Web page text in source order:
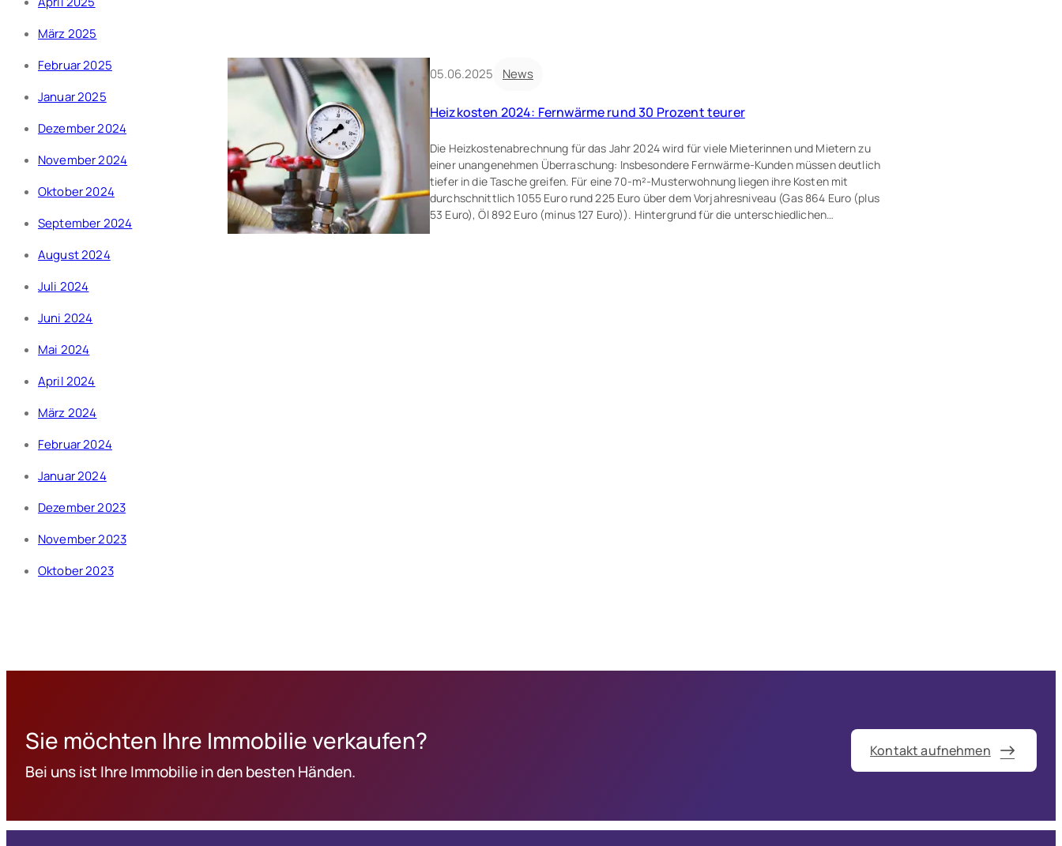
März 2025
Februar 2025
Januar 2025
Dezember 2024
November 2024
Oktober 2024
September 2024
August 2024
Juli 2024
Juni 2024
Mai 2024
April 2024
März 2024
Februar 2024
Januar 2024
Dezember 2023
November 2023
Oktober 2023
05.06.2025 News
Heizkosten 2024: Fernwärme rund 30 Prozent teurer
Die Heizkostenabrechnung für das Jahr 2024 wird für viele Mieterinnen und Mietern zu
einer unangenehmen Überraschung: Insbesondere Fernwärme-​Kunden müssen deutlich
tiefer in die Tasche greifen. Für eine 70-m²-​Musterwohnung liegen ihre Kosten mit
durchschnittlich 1055 Euro rund 225 Euro über dem Vorjahresniveau (Gas 864 Euro (plus
53 Euro), Öl 892 Euro (minus 127 Euro)). Hintergrund für die unterschiedlichen
Sie möchten Ihre Immobilie verkaufen?
Bei uns ist Ihre Immobilie in den besten Händen.
Kontakt aufnehmen